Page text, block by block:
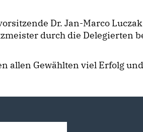
Dr. Jan-Marco
durch die Delegierten
allen Gewählten viel Erfolg